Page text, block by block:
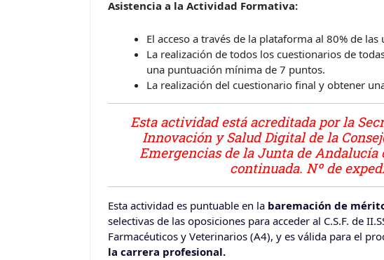
Asistencia a la Actividad Formativa:
El acceso a través de la plataforma al 80% de las
La realización de todos los cuestionarios de
una puntuación mínima de 7 puntos.
La realización del cuestionario final y obtener
Esta actividad está acreditada porla
Innovación y Salud Digital de la
Emergencias de la Junta de Andalucía
continuada. Nº de
Esta actividad es puntuable en la baremación de
selectivas de las oposiciones para acceder al C.S.F. de
Farmacéuticos y Veterinarios (A4), y es válida para el
la carrera profesional.